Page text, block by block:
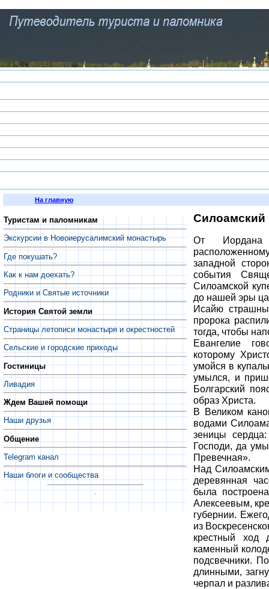
На главную
Туристам и паломникам
Экскурсии в Новоиерусалимский монастырь
Где покушать?
Как к нам доехать?
Родники и Святые источники
История Святой земли
Страницы летописи монастыря и окрестностей
Сельские и городские приходы
Гостиницы
Ливадия
Ждем Вашей помощи
Наши друзья
Общение
Telegram канал
Наши блоги и сообщества
Силоамский
От Иордана
западной
события
Силоамской
до нашей эры
Исайю
пророка
тогда, чтобы
Евангелие
которому
умойся в
умылся, и
Болгарский
образ Христа.
В Великом
водами
зеницы
Господи, да
Превечная».
Над
деревянная
была
Алексеевым,
губернии.
из
крестный ход
каменный
подсвечники.
длинными,
черпал и